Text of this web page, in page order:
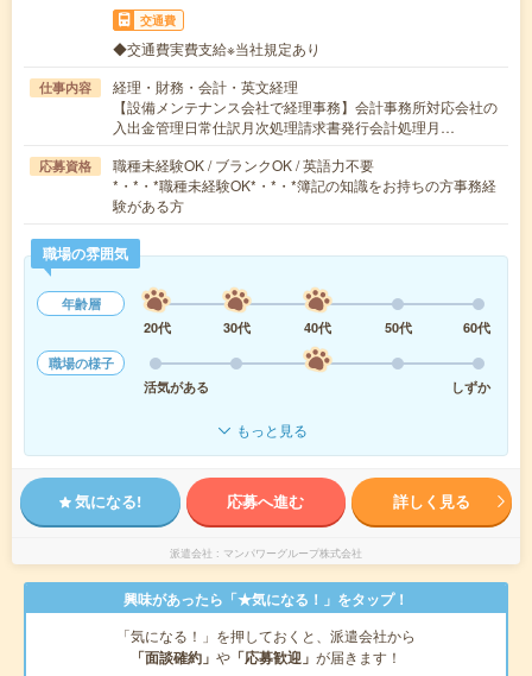
交通費
◆交通費実費支給※当社規定あり
仕事内容
経理・財務・会計・英文経理
【設備メンテナンス会社で経理事務】会計事務所対応会社の
入出金管理日常仕訳月次処理請求書発行会計処理月…
応募資格
職種未経験OK / ブランクOK / 英語力不要
*・*・*職種未経験OK*・*・*簿記の知識をお持ちの方事務経
験がある方
職場の雰囲気
年齢層
20代
30代 40代 50代
60代
職場の様子
活気がある
しずか
もっと見る
気になる! 応募へ進む 詳しく見る
派遣会社 マンパワーグループ株式会社
興味があったら「★気になる！」をタップ！
「気になる！」を押しておくと、派遣会社から
「面談確約」 や 「応募歓迎」 が届きます！